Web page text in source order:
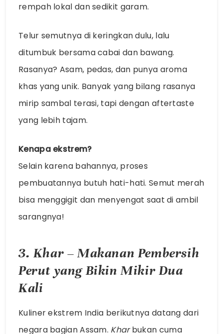
rempah lokal dan sedikit garam.
Telur semutnya di keringkan dulu, lalu
ditumbuk bersama cabai dan bawang.
Rasanya? Asam, pedas, dan punya aroma
khas yang unik. Banyak yang bilang rasanya
mirip sambal terasi, tapi dengan aftertaste
yang lebih tajam.
Kenapa ekstrem?
Selain karena bahannya, proses
pembuatannya butuh hati-hati. Semut merah
bisa menggigit dan menyengat saat di ambil
sarangnya!
3. Khar – Makanan Pembersih
Perut yang Bikin Mikir Dua
Kali
Kuliner ekstrem India berikutnya datang dari
negara bagian Assam. Kharbukan cuma